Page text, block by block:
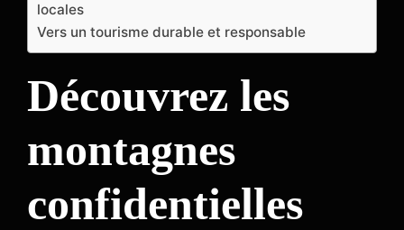
locales
Vers un tourisme durable et responsable
Découvrez les
montagnes
confidentielles